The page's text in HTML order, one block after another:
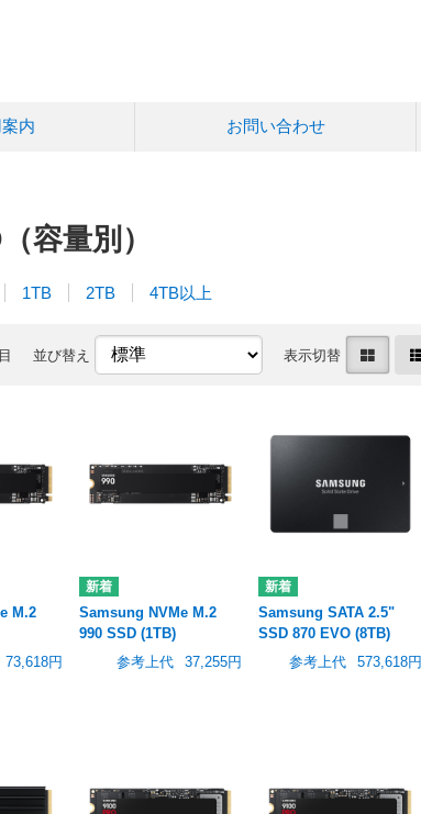
内 お問い合わせ
容量別）
1TB 2TB 4TB以上
並び替え 表示切替
M.2
73,618円
Samsung NVMe M.2
990 SSD (1TB)
参考上代
37,255円
Samsung SATA 2.5"
SSD 870 EVO (8TB)
参考上代
573,618円